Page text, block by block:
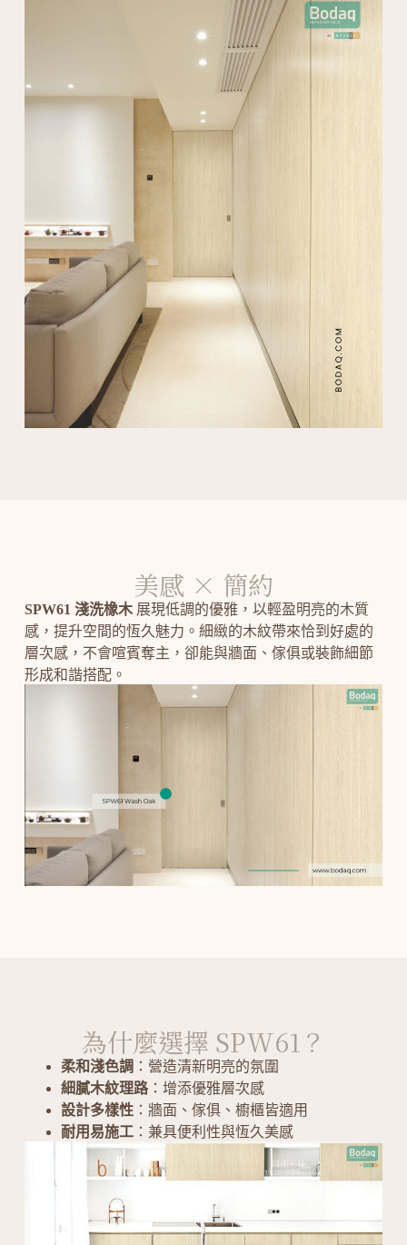
美感 × 簡約
SPW61 淺洗橡木展現低調的優雅，以輕盈明亮的木質
感，提升空間的恆久魅力。細緻的木紋帶來恰到好處的
層次感，不會喧賓奪主，卻能與牆面、傢俱或裝飾細節
形成和諧搭配。
為什麼選擇 SPW61？
柔和淺色調 ：營造清新明亮的氛圍
細膩木紋理路：增添優雅層次感
設計多樣性：牆面、傢俱、櫥櫃皆適用
耐用易施工：兼具便利性與恆久美感